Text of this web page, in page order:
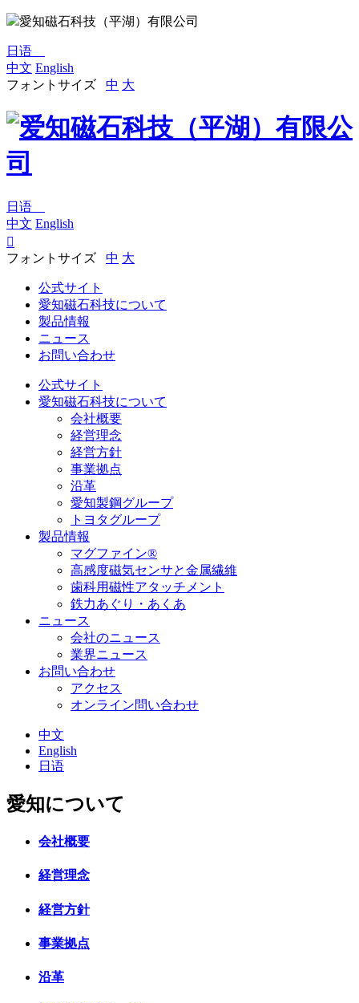
愛知磁石科技（平湖）有限公司
日语
中文 English
フォントサイズ 中 大
日语
中文 English

フォントサイズ 中 大
公式サイト
愛知磁石科技について
製品情報
ニュース
お問い合わせ
公式サイト
愛知磁石科技について
会社概要
経営理念
経営方針
事業拠点
沿革
愛知製鋼グループ
トヨタグループ
製品情報
マグファイン®
高感度磁気センサと金属繊維
歯科用磁性アタッチメント
鉄力あぐり・あくあ
ニュース
会社のニュース
業界ニュース
お問い合わせ
アクセス
オンライン問い合わせ
中文
English
日语
愛知について
会社概要
経営理念
経営方針
事業拠点
沿革